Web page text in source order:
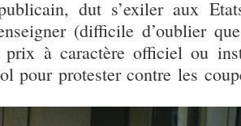
dut s’exiler aux
(difficile d’oublier
à caractère officiel ou
pour protester contre les